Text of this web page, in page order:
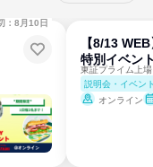
：8月10日
【8/13
特別イベン
東証プライム上
説明会・イベン
オンライン